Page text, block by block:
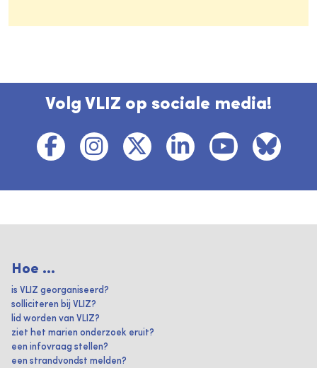
Volg VLIZ op sociale media!
Hoe ...
is VLIZ georganiseerd?
solliciteren bij VLIZ?
lid worden van VLIZ?
ziet het marien onderzoek eruit?
een infovraag stellen?
een strandvondst melden?